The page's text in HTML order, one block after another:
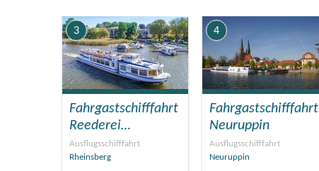
3
Fahrgastschifffahrt
Reederei…
Ausflugsschifffahrt
Rheinsberg
4
Fahrgastschifffahrt
Neuruppin
Ausflugsschifffahrt
Neuruppin